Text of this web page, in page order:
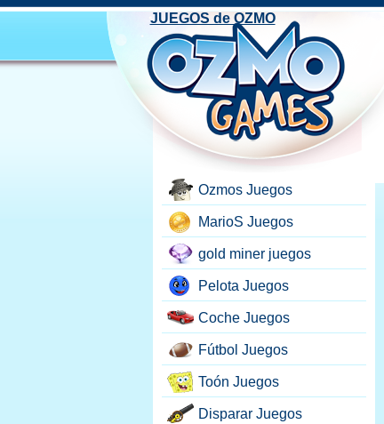
Ozmos Juegos
MarioS Juegos
gold miner juegos
Pelota Juegos
Coche Juegos
Fútbol Juegos
Toón Juegos
Disparar Juegos
JUEGOS de OZMO